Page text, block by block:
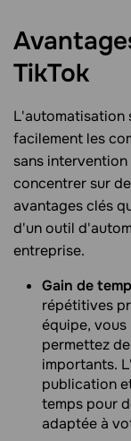
TikTok
L'automatisation
facilement les
sans
concentrer sur
avantages clés
d'un outil
entreprise.
Gain de
répétitives
équipe,
permettez
importants.
publication
temps pour
adaptée à